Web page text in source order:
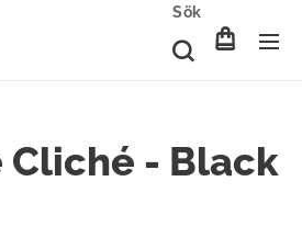
Sök
Cliché - Black